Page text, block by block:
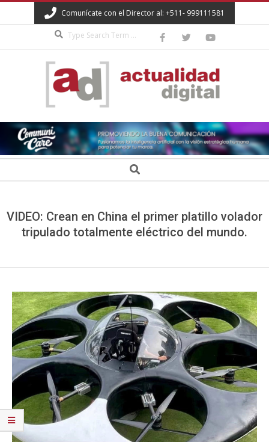
to
Comunícate con el Director al: +511- 999111581
ACTUALIDAD
DIGITAL Search
VIDEO: Crean en China el primer platillo volador
tripulado totalmente eléctrico del mundo.